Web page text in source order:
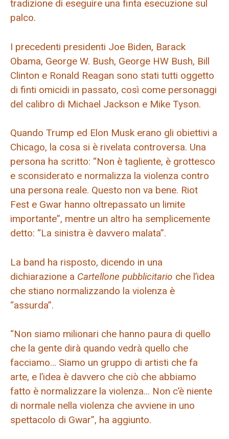
tradizione di eseguire una finta esecuzione sul
palco.
I precedenti presidenti Joe Biden, Barack
Obama, George W. Bush, George HW Bush, Bill
Clinton e Ronald Reagan sono stati tutti oggetto
di finti omicidi in passato, così come personaggi
del calibro di Michael Jackson e Mike Tyson.
Quando Trump ed Elon Musk erano gli obiettivi a
Chicago, la cosa si è rivelata controversa. Una
persona ha scritto: “Non è tagliente, è grottesco
e sconsiderato e normalizza la violenza contro
una persona reale. Questo non va bene. Riot
Fest e Gwar hanno oltrepassato un limite
importante”, mentre un altro ha semplicemente
detto: “La sinistra è davvero malata”.
La band ha risposto, dicendo in una
dichiarazione a Cartellone pubblicitario che l’idea
che stiano normalizzando la violenza è
“assurda”.
“Non siamo milionari che hanno paura di quello
che la gente dirà quando vedrà quello che
facciamo… Siamo un gruppo di artisti che fa
arte, e l’idea è davvero che ciò che abbiamo
fatto è normalizzare la violenza… Non c’è niente
di normale nella violenza che avviene in uno
spettacolo di Gwar”, ha aggiunto.